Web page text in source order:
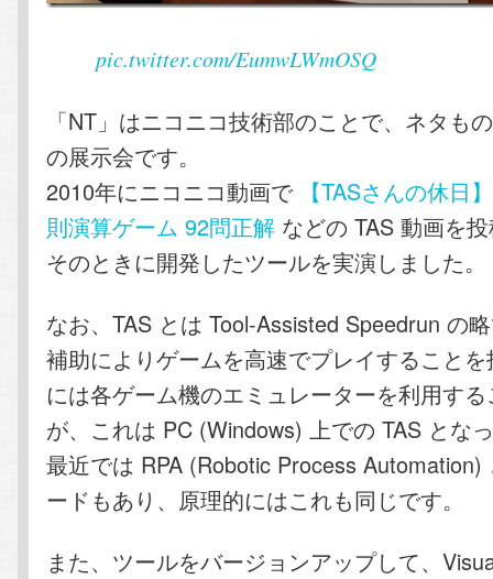
pic.twitter.com/EumwLWmOSQ
「NT」はニコニコ技術部のことで、ネタも
の展示会です。
2010年にニコニコ動画で 【TASさんの休日
則演算ゲーム 92問正解 などの TAS 動画を
そのときに開発したツールを実演しました。
なお、TAS とは Tool-Assisted Speedrun の
補助によりゲームを高速でプレイすること
には各ゲーム機のエミュレーターを利用す
が、これは PC (Windows) 上での TAS とな
最近では RPA (Robotic Process Automation)
ードもあり、原理的にはこれも同じです。
また、ツールをバージョンアップして、